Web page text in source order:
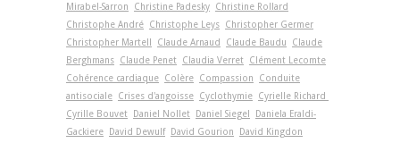
Mirabel-Sarron
Christine Padesky Christine Rollard
Christophe André Christophe Leys Christopher Germer
Christopher Martell
Claude Arnaud Claude Baudu
Claude
Berghmans Claude Penet Claudia Verret Clément Lecomte
Cohérence cardiaque Colère Compassion
Conduite
antisociale Crises d'angoisse Cyclothymie Cyrielle Richard
Cyrille Bouvet
Daniel Nollet Daniel Siegel
Daniela Eraldi-
Gackiere
David Dewulf David Gourion
David Kingdon